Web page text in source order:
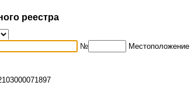
реестра
№ Местоположение